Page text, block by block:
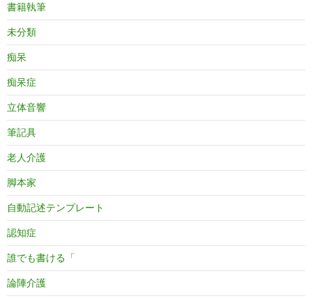
書籍執筆
未分類
痴呆
痴呆症
立体音響
筆記具
老人介護
脚本家
自動記述テンプレート
認知症
誰でも書ける「
論陣介護